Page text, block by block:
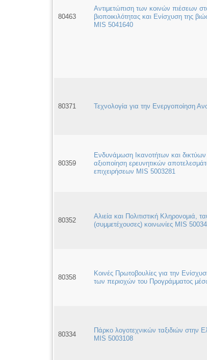
80463
Αντιμετώπιση των κοινών πιέσεων
βιοποικιλότητας και Ενίσχυση της
MIS 5041640
80371 Τεχνολογία για την Ενεργοποίηση
80359
Ενδυνάμωση Ικανοτήτων και
αξιοποίηση ερευνητικών
επιχειρήσεων MIS 5003281
80352
Αλιεία και Πολιτιστική Κληρονομιά,
(συμμετέχουσες) κοινωνίες MIS
80358
Κοινές Πρωτοβουλίες για την
των περιοχών του Προγράμματος
80334
Πάρκο λογοτεχνικών ταξιδιών
MIS 5003108